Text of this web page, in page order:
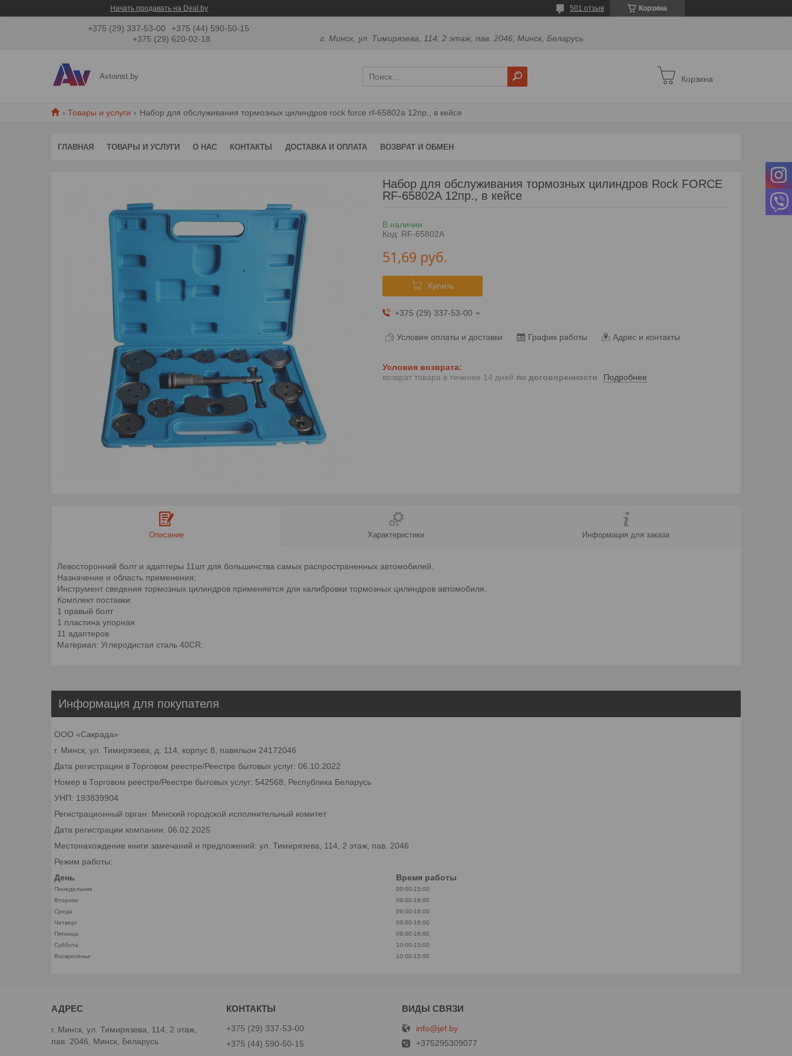
Начать продавать на Deal.by Корзина
501 отзыв
+375 (29) 337-53-00
+375 (44) 590-50-15
+375 (29) 620-02-18
г. Минск, ул. Тимирязева, 114, 2 этаж, пав. 2046, Минск, Беларусь
Avtoinst.by Корзина
Товары и услуги Набор для обслуживания тормозных цилиндров rock force rf-65802a 12пр., в кейсе
ГЛАВНАЯ ТОВАРЫ И УСЛУГИ О НАС КОНТАКТЫ ДОСТАВКА И ОПЛАТА ВОЗВРАТ И ОБМЕН
Набор для обслуживания тормозных цилиндров Rock FORCE
RF-65802A 12пр., в кейсе
В наличии
Код: RF-65802A
51,69 руб.
Купить
+375 (29) 337-53-00
Условия оплаты и доставки График работы Адрес и контакты
возврат товара в течение 14 дней по договоренности Подробнее
Описание Характеристики Информация для заказа
Левосторонний болт и адаптеры 11шт для большинства самых распространенных автомобилей.
Назначение и область применения:
Инструмент сведения тормозных цилиндров применяется для калибровки тормозных цилиндров автомобиля.
Комплект поставки:
1 правый болт
1 пластина упорная
11 адаптеров
Материал: Углеродистая сталь 40CR.
Информация для покупателя
ООО «Сакрада»
г. Минск, ул. Тимирязева, д. 114, корпус 8, павильон 24172046
Дата регистрации в Торговом реестре/Реестре бытовых услуг: 06.10.2022
Номер в Торговом реестре/Реестре бытовых услуг: 542568, Республика Беларусь
УНП: 193839904
Регистрационный орган: Минский городской исполнительный комитет
Дата регистрации компании: 06.02.2025
Местонахождение книги замечаний и предложений: ул. Тимирязева, 114, 2 этаж, пав. 2046
Режим работы:
День
Время работы
Понедельник
09:00-15:00
Вторник
09:00-16:00
Среда
09:00-16:00
Четверг
09:00-16:00
Пятница
09:00-16:00
Суббота
10:00-15:00
Воскресенье
10:00-15:00
г. Минск, ул. Тимирязева, 114, 2 этаж,
пав. 2046, Минск, Беларусь
+375 (29) 337-53-00
+375 (44) 590-50-15
info@jef.by
+375295309077